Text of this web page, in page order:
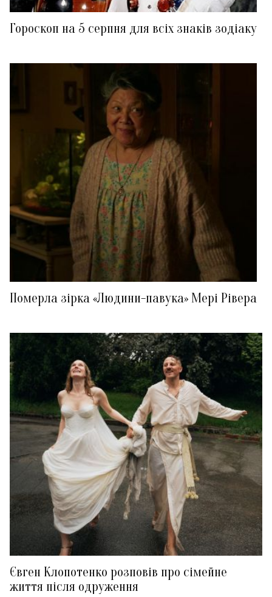
Гороскоп на 5 серпня для всіх знаків зодіаку
Померла зірка «Людини-павука» Мері Рівера
Євген Клопотенко розповів про сімейне
життя після одруження